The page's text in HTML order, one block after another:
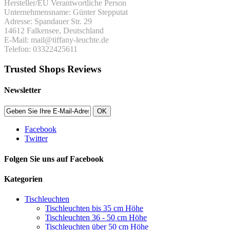
Hersteller/EU Verantwortliche Person
Unternehmensname: Günter Stepputat
Adresse: Spandauer Str. 29
14612 Falkensee, Deutschland
E-Mail: mail@tiffany-leuchte.de
Telefon: 03322425611
Trusted Shops Reviews
Newsletter
OK
Facebook
Twitter
Folgen Sie uns auf Facebook
Kategorien
Tischleuchten
Tischleuchten bis 35 cm Höhe
Tischleuchten 36 - 50 cm Höhe
Tischleuchten über 50 cm Höhe